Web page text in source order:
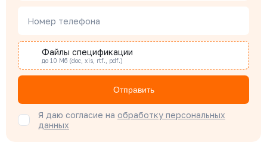
Специалист отдела снабжения
Бондарюк Евгения
Специалист отдела продаж
Номер телефона
Файлы спецификации
до 10 Мб (doc, xis, rtf., pdf.)
Отправить
Я даю согласие на обработку персональных
данных